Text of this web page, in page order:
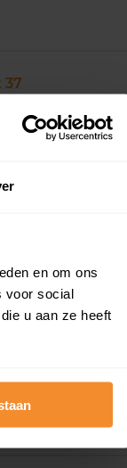
en om ons
voor social
u aan ze heeft
37
48